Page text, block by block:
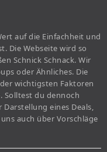
auf die Einfachheit und
Die Webseite wird so
Schnick Schnack. Wir
oder Ähnliches. Die
wichtigsten Faktoren
Solltest du dennoch
eines Deals,
auch über Vorschläge